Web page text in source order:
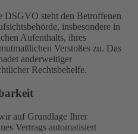
DSGVO steht den Betroffenen
insbesondere in
Aufenthalts, ihres
Verstoßes zu. Das
anderweitiger
Rechtsbehelfe.
auf Grundlage Ihrer
Vertrags automatisiert